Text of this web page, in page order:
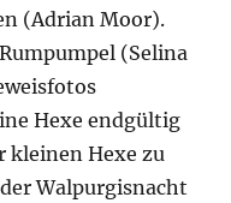
(Adrian Moor).
(Selina
Hexe endgültig
kleinen Hexe zu
Walpurgisnacht